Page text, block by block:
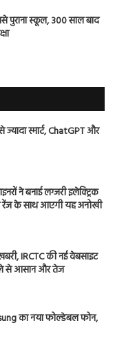
पुराना स्कूल, 300 साल बाद
स्मार्ट, ChatGPT और
ने बनाई लग्जरी इलेक्ट्रिक
रेंज के साथ आएगी यह अनोखी
IRCTC की नई वेबसाइट
से आसान और तेज
का नया फोल्डेबल फोन,